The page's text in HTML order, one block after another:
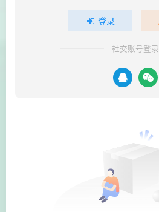
登录
社交账号登录